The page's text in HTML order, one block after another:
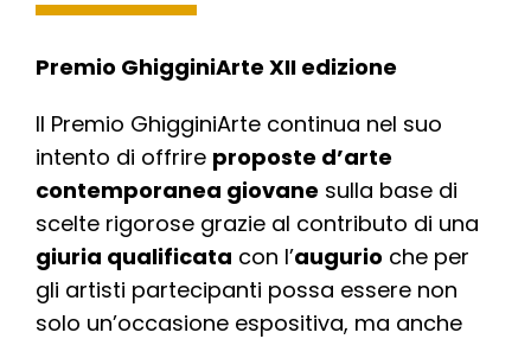
Premio GhigginiArte XII edizione
Il Premio GhigginiArte continua nel suo
intento di offrire proposte d’arte
contemporanea giovane sulla base di
scelte rigorose grazie al contributo di una
giuria qualificata con l’augurio che per
gli artisti partecipanti possa essere non
solo un’occasione espositiva, ma anche